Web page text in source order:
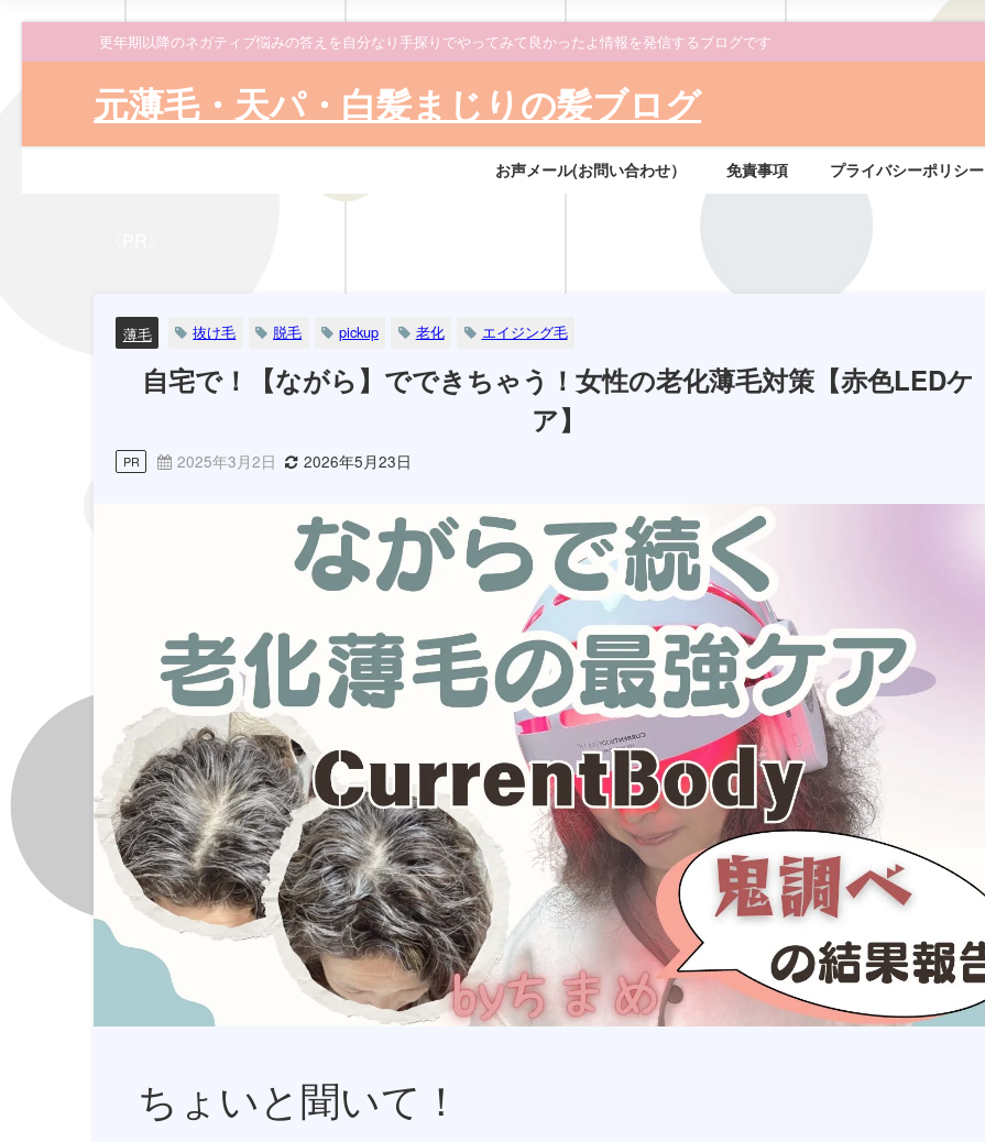
更年期以降のネガティブ悩みの答えを自分なり手探りでやってみて良かったよ情報を発信するブログです
元薄毛・天パ・白髪まじりの髪ブログ
お声メール(お問い合わせ） 免責事項 プライバシーポリシー
薄毛 抜け毛 脱毛 pickup 老化 エイジング毛
自宅で！【ながら】でできちゃう！女性の老化薄毛対策【赤色LEDケ
ア】
PR 2025年3月2日 2026年5月23日
ちょいと聞いて！